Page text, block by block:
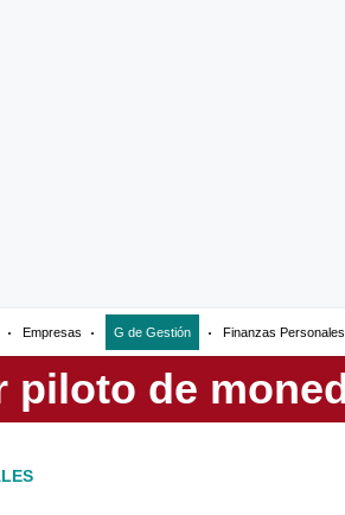
Empresas G de Gestión Finanzas Personales